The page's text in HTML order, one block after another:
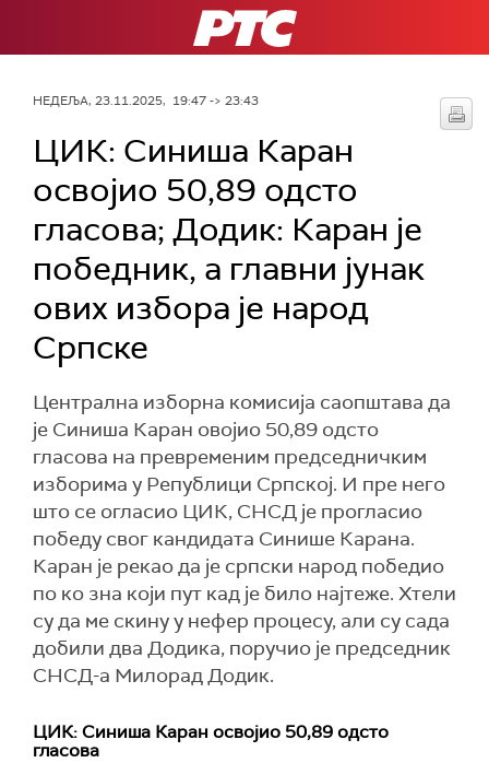
РТС
НЕДЕЉА, 23.11.2025, 19:47 -> 23:43
ЦИК: Синиша Каран
освојио 50,89 одсто
гласова; Додик: Каран је
победник, а главни јунак
ових избора је народ
Српске
Централна изборна комисија саопштава да
је Синиша Каран овојио 50,89 одсто
гласова на превременим председничким
изборима у Републици Српској. И пре него
што се огласио ЦИК, СНСД је прогласио
победу свог кандидата Синише Карана.
Каран је рекао да је српски народ победио
по ко зна који пут кад је било најтеже. Хтели
су да ме скину у нефер процесу, али су сада
добили два Додика, поручио је председник
СНСД-а Милорад Додик.
ЦИК: Синиша Каран освојио 50,89 одсто
гласова